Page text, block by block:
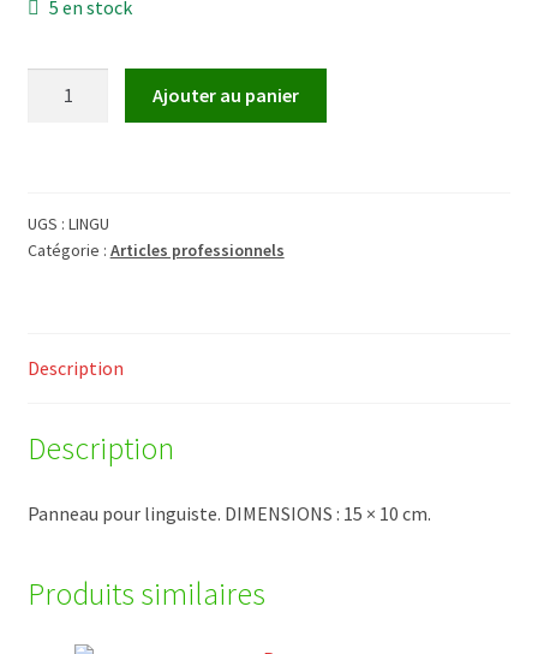
Validation de la commande
5 en stock
Ajouter au panier
UGS : LINGU
Catégorie : Articles professionnels
Description
Description
Panneau pour linguiste. DIMENSIONS : 15 × 10 cm.
Produits similaires